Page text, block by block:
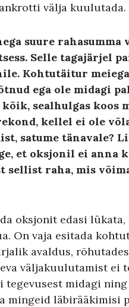
välja kuulutada.
suure rahasumma
Selle tagajärjel
Kohtutäitur meiega
ega ole midagi
sealhulgas koos
kellel ei ole
satume tänavale?
et oksjonil ei anna
sellist raha, mis
oksjonit edasi lükata,
On vaja esitada
avaldus,
väljakuulutamist ei
midagi ning
mingeid läbirääkimisi